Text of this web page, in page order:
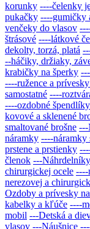
korunky ----čelenky
pukačky ----gumičky
venčeky do vlasov
štrásové ----látkové
dekolty, torzá, platá
--háčiky, držiaky,
krabičky na šperky
----ružence a
samostatné ----
----ozdobné špendlíky
kovové a sklenené
smaltované brošne ---
náramky ----náramky
prstene a prstienky
členok ---Náhrdelníky
chirurgickej ocele ----
nerezovej a
Ozdoby a prívesky
kabelky a kľúče ----
mobil ---Detská a
vlasov ---Náušnice